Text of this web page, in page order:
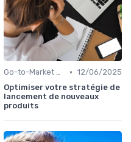
Go-to-Market Strategy • 12/06/2025
Optimiser votre stratégie de
lancement de nouveaux
produits